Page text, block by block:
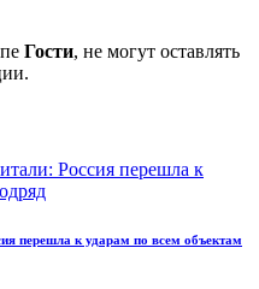
Гости, не могут оставлять
перешла к ударам по всем объектам